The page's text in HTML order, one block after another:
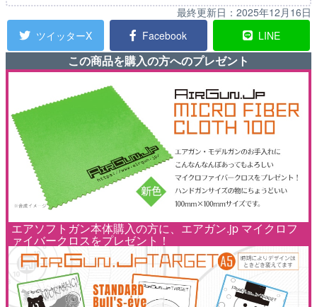
最終更新日： 2025年12月16日
ツイッターX
Facebook LINE
この商品を購入の方へのプレゼント
エアソフトガン本体購入の方に、エアガン.jp マイクロフ
ァイバークロスをプレゼント！